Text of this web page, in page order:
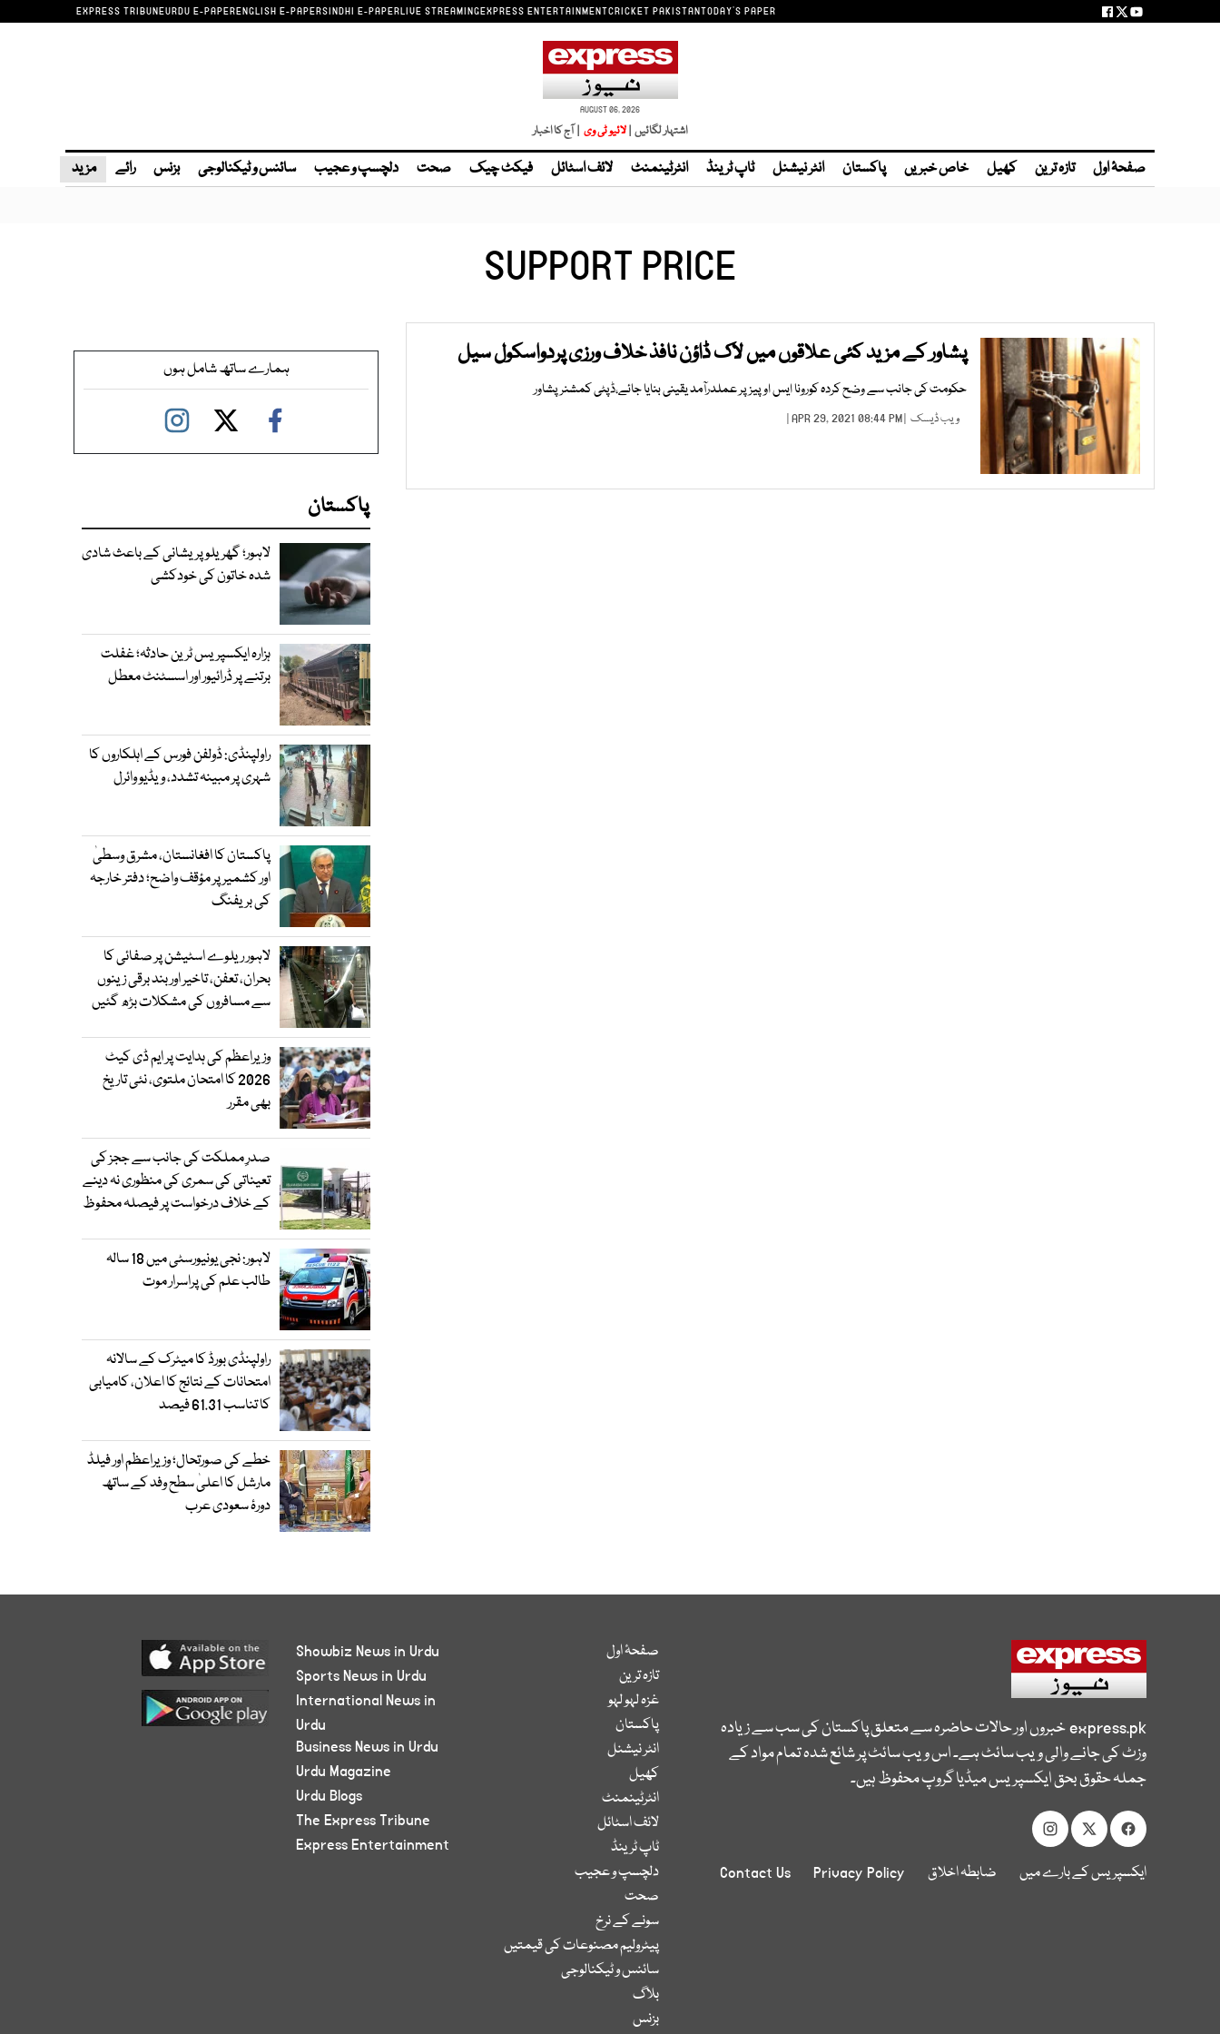
EXPRESS TRIBUNEURDU E-PAPERENGLISH E-PAPERSINDHI E-PAPERLIVE STREAMINGEXPRESS ENTERTAINMENTCRICKET PAKISTANTODAY'S PAPER
AUGUST 06, 2026
اشتہار لگائیں | | آج کا اخبار
صفحۂ اول تازہ ترین کھیل خاص خبریں پاکستان انٹر نیشنل ٹاپ ٹرینڈ انٹرٹینمنٹ لائف اسٹائل فیکٹ چیک صحت دلچسپ و عجیب سائنس و ٹیکنالوجی بزنس رائے مزید
SUPPORT PRICE
پشاور کے مزید کئی علاقوں میں لاک ڈاؤن نافذ خلاف ورزی پردواسکول سیل
حکومت کی جانب سے وضح کردہ کورونا ایس او پیز پر عملدرآمد یقینی بنایا جائے،ڈپٹی کمشنر پشاور
ویب ڈیسک | APR 29, 2021 08:44 PM |
ہمارے ساتھ شامل ہوں
پاکستان
لاہور؛ گھریلو پریشانی کے باعث شادی
شدہ خاتون کی خودکشی
ہزارہ ایکسپریس ٹرین حادثہ؛ غفلت
برتنے پر ڈرائیور اور اسسٹنٹ معطل
راولپنڈی: ڈولفن فورس کے اہلکاروں کا
شہری پر مبینہ تشدد، ویڈیو وائرل
پاکستان کا افغانستان، مشرق وسطیٰ
اور کشمیر پر مؤقف واضح؛ دفتر خارجہ
کی بریفنگ
لاہور ریلوے اسٹیشن پر صفائی کا
بحران، تعفن، تاخیر اور بند برقی زینوں
سے مسافروں کی مشکلات بڑھ گئیں
وزیراعظم کی ہدایت پر ایم ڈی کیٹ
2026 کا امتحان ملتوی، نئی تاریخ
بھی مقرر
صدرِ مملکت کی جانب سے ججز کی
تعیناتی کی سمری کی منظوری نہ دینے
کے خلاف درخواست پر فیصلہ محفوظ
لاہور: نجی یونیورسٹی میں 18 سالہ
طالب علم کی پراسرار موت
راولپنڈی بورڈ کا میٹرک کے سالانہ
امتحانات کے نتائج کا اعلان، کامیابی
کا تناسب 61.31 فیصد
خطے کی صورتحال؛ وزیراعظم اور فیلڈ
مارشل کا اعلیٰ سطح وفد کے ساتھ
دورۂ سعودی عرب
express.pkخبروں اور حالات حاضرہ سے متعلق پاکستان کی سب سے زیادہ
وزٹ کی جانے والی ویب سائٹ ہے۔ اس ویب سائٹ پر شائع شدہ تمام مواد کے
جملہ حقوق بحق ایکسپریس میڈیا گروپ محفوظ ہیں۔
ایکسپریس کے بارے میں ضابطہ اخلاق Privacy Policy
Contact Us
صفحۂ اول
تازہ ترین
غزہ لہو لہو
پاکستان
انٹر نیشنل
کھیل
انٹرٹینمنٹ
لائف اسٹائل
ٹاپ ٹرینڈ
دلچسپ و عجیب
صحت
سونے کے نرخ
پیٹرولیم مصنوعات کی قیمتیں
سائنس و ٹیکنالوجی
بلاگ
بزنس
Showbiz News in Urdu
Sports News in Urdu
International News in
Urdu
Business News in Urdu
Urdu Magazine
Urdu Blogs
The Express Tribune
Express Entertainment